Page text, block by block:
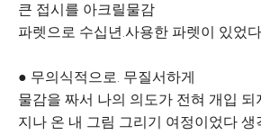
큰 접시를 아크릴물감
파렛으로 수십년.사용한 파렛이 있었다
● 무의식적으로. 무질서하게
물감을 짜서 나의 의도가 전혀 개입
지나 온 내 그림 그리기 여정이었다